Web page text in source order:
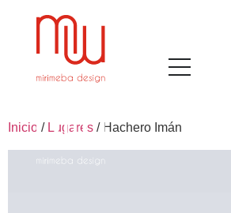
Inicio / Lugares / Hachero Imán